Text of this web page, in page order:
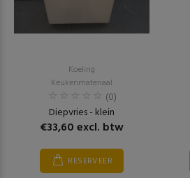
Koeling
Keukenmateriaal
(0)
Diepvries - klein
€33,60 excl. btw
RESERVEER